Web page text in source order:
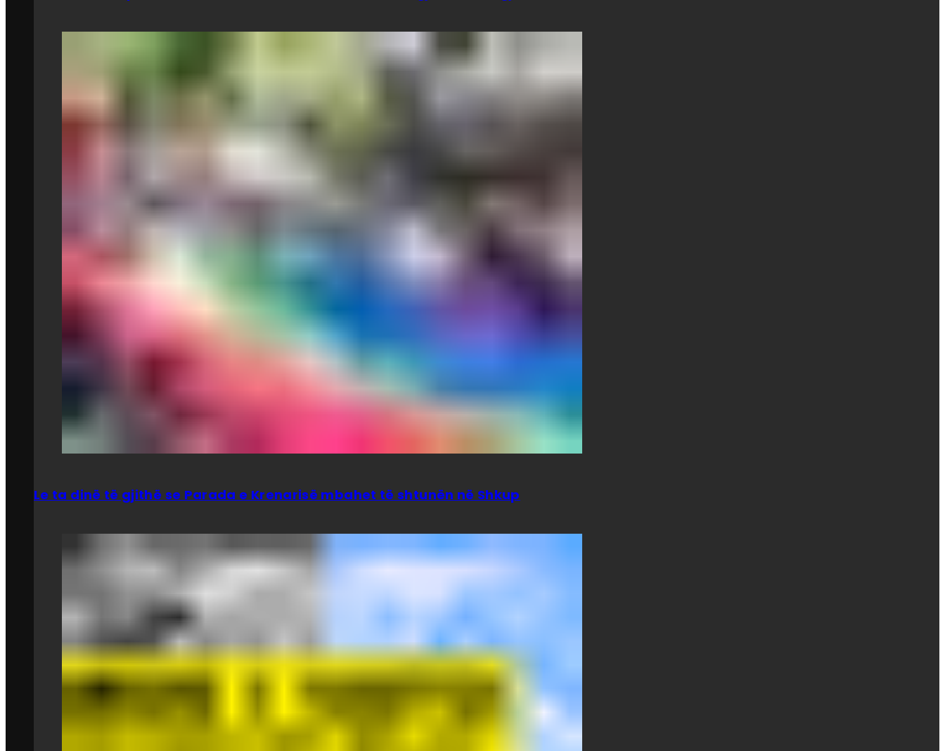
Le ta dinë të gjithë se Parada e Krenarisë mbahet të shtunën në Shkup